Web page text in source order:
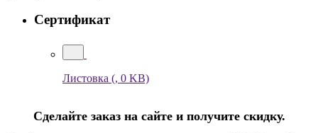
Сертификат
Листовка (, 0 KB)
Сделайте заказ на сайте и получите скидку.